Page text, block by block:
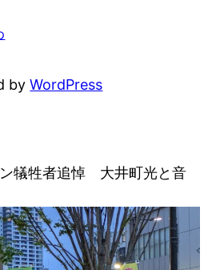
byWordPress
犠牲者追悼 大井町光と音